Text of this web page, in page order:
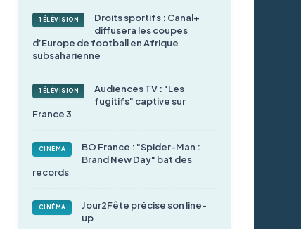
TÉLÉVISION
Droits sportifs : Canal+
diffusera les coupes
d’Europe de football en Afrique
subsaharienne
TÉLÉVISION
Audiences TV : "Les
fugitifs" captive sur
France 3
CINÉMA
BO France : "Spider-Man :
Brand New Day" bat des
records
CINÉMA
Jour2Fête précise son line-
up